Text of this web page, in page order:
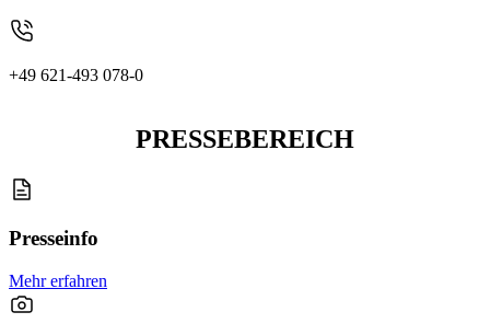
+49 621-493 078-0
PRESSEBEREICH
Presseinfo
Mehr erfahren